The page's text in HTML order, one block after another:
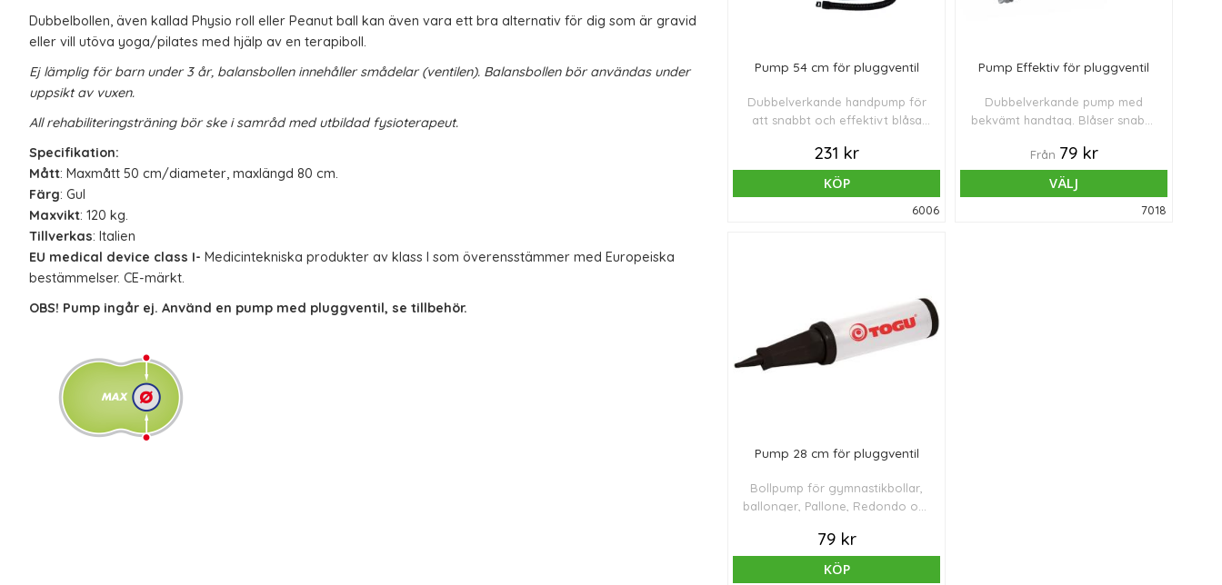
Dubbelbollen, även kallad Physio roll eller Peanut ball kan även vara ett bra alternativ för dig som är gravid
eller vill utöva yoga/pilates med hjälp av en terapiboll.
Ej lämplig för barn under 3 år, balansbollen innehåller smådelar (ventilen). Balansbollen bör användas under
uppsikt av vuxen.
All rehabiliteringsträning bör ske i samråd med utbildad fysioterapeut.
Specifikation:
Mått: Maxmått 50 cm/diameter, maxlängd 80 cm.
Färg: Gul
Maxvikt: 120 kg.
Tillverkas: Italien
EU medical device class I- Medicintekniska produkter av klass I som överensstämmer med Europeiska
bestämmelser. CE-märkt.
OBS! Pump ingår ej. Använd en pump med pluggventil, se tillbehör.
Pump 54 cm för pluggventil
Dubbelverkande handpump för
att snabbt och effektivt blåsa
231 kr
KÖP
6006
Pump Effektiv för pluggventil
Dubbelverkande pump med
bekvämt handtag. Blåser snabbt
och balansprodukter (upp till Ø
75 cm).
Från 79 kr
VÄLJ
7018
Pump 28 cm för pluggventil
Bollpump för gymnastikbollar,
ballonger, Pallone, Redondo och
79 kr
KÖP